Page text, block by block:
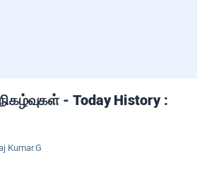
- Today History :
Kumar.G